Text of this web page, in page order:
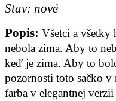
Stav: nové
Popis: Všetci a všetky
nebola zima. Aby to
keď je zima. Aby to
pozornosti toto sačko
farba v elegantnej